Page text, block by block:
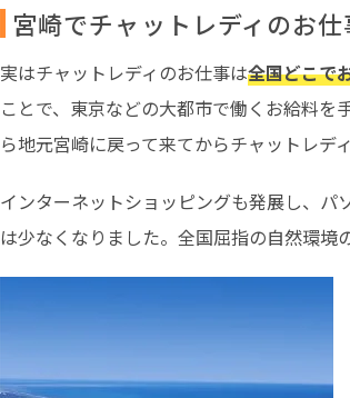
宮崎でチャットレディのお
実はチャットレディのお仕事は全国どこで
ことで、東京などの大都市で働くお給料
ら地元宮崎に戻って来てからチャットレデ
インターネットショッピングも発展し、
は少なくなりました。全国屈指の自然環